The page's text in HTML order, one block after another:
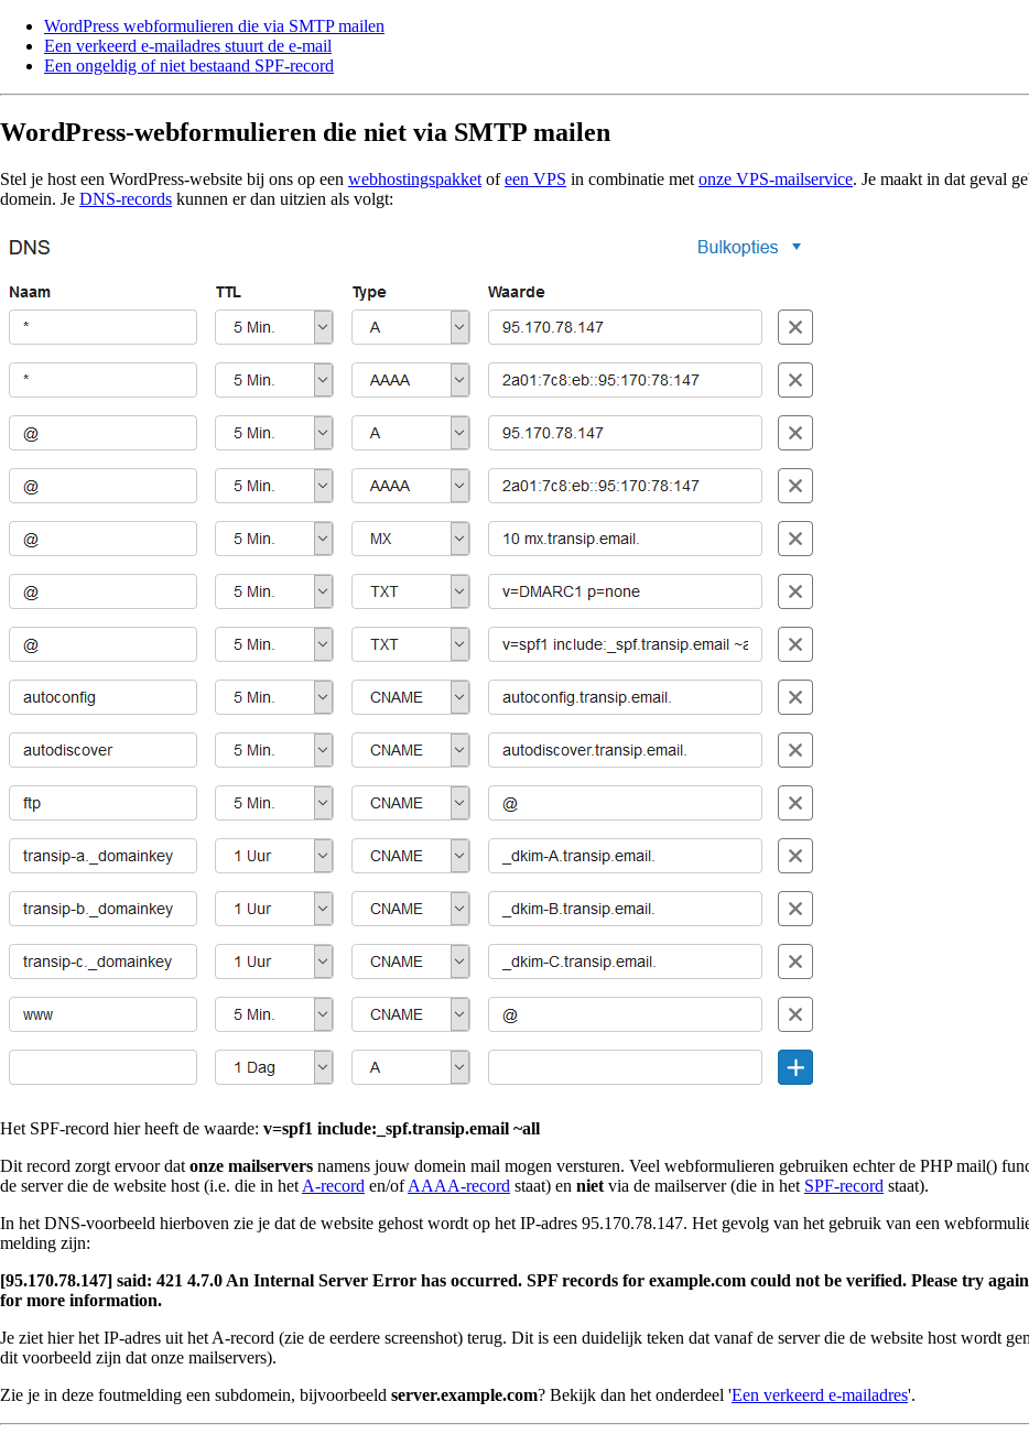
WordPress webformulieren die via SMTP mailen
Een verkeerd e-mailadres stuurt de e-mail
Een ongeldig of niet bestaand SPF-record
WordPress-webformulieren die niet via SMTP mailen
Stel je host een WordPress-website bij ons op een webhostingspakket ofeen VPS in combinatie met onze VPS-mailservice. Je maakt in dat geval
domein. Je DNS-records kunnen er dan uitzien als volgt:
Het SPF-record hier heeft de waarde: v=spf1 include:_spf.transip.email ~all
Dit record zorgt ervoor dat onze mailservers namens jouw domein mail mogen versturen. Veel webformulieren gebruiken echter de PHP mail()
de server die de website host (i.e. die in het A-record en/ofAAAA-record staat) en niet via de mailserver (die in het SPF-record staat).
In het DNS-voorbeeld hierboven zie je dat de website gehost wordt op het IP-adres 95.170.78.147. Het gevolg van het gebruik van een
melding zijn:
[95.170.78.147] said: 421 4.7.0 An Internal Server Error has occurred. SPF records for example.com could not be verified. Please try
for more information.
Je ziet hier het IP-adres uit het A-record (zie de eerdere screenshot) terug. Dit is een duidelijk teken dat vanaf de server die de website host wordt
dit voorbeeld zijn dat onze mailservers).
Zie je in deze foutmelding een subdomein, bijvoorbeeld server.example.com? Bekijk dan het onderdeel 'Een verkeerd e-mailadres'.